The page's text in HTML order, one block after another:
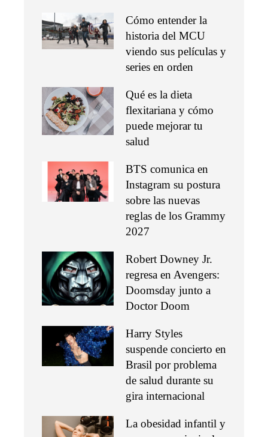
Cómo entender la
historia del MCU
viendo sus películas y
series en orden
Qué es la dieta
flexitariana y cómo
puede mejorar tu
salud
BTS comunica en
Instagram su postura
sobre las nuevas
reglas de los Grammy
2027
Robert Downey Jr.
regresa en Avengers:
Doomsday junto a
Doctor Doom
Harry Styles
suspende concierto en
Brasil por problema
de salud durante su
gira internacional
La obesidad infantil y